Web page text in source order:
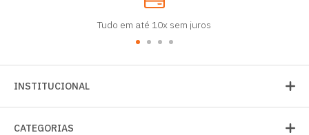
Tudo em até 10x sem juros
INSTITUCIONAL
CATEGORIAS